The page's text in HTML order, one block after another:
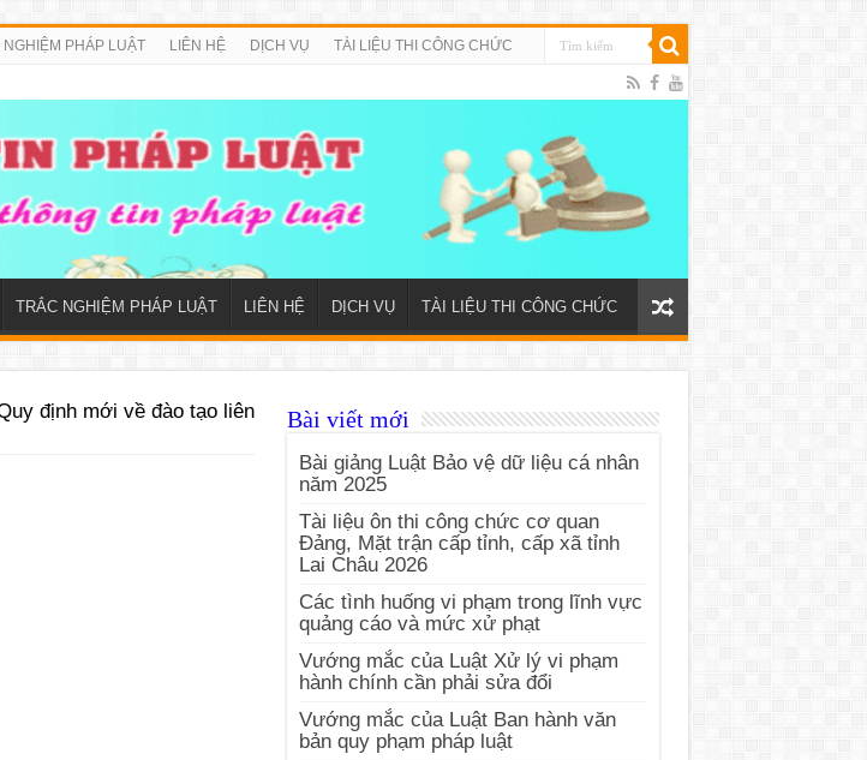
NGHIỆM PHÁP LUẬT LIÊN HỆ DỊCH VỤ TÀI LIỆU THI CÔNG CHỨC
TRẮC NGHIỆM PHÁP LUẬT LIÊN HỆ DỊCH VỤ TÀI LIỆU THI CÔNG CHỨC
định mới về đào tạo liên
Bài viết mới
Bài giảng Luật Bảo vệ dữ liệu cá nhân
năm 2025
Tài liệu ôn thi công chức cơ quan
Đảng, Mặt trận cấp tỉnh, cấp xã tỉnh
Lai Châu 2026
Các tình huống vi phạm trong lĩnh vực
quảng cáo và mức xử phạt
Vướng mắc của Luật Xử lý vi phạm
hành chính cần phải sửa đổi
Vướng mắc của Luật Ban hành văn
bản quy phạm pháp luật